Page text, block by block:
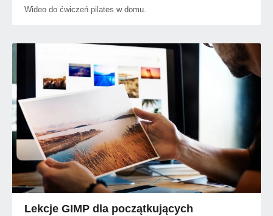
Wideo do ćwiczeń pilates w domu.
Lekcje GIMP dla początkujących